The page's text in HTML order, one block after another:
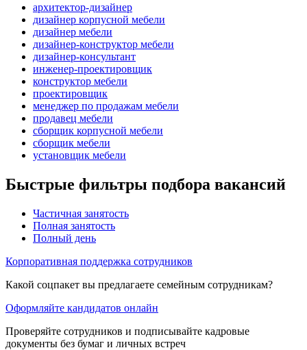
архитектор-дизайнер
дизайнер корпусной мебели
дизайнер мебели
дизайнер-конструктор мебели
дизайнер-консультант
инженер-проектировщик
конструктор мебели
проектировщик
менеджер по продажам мебели
продавец мебели
сборщик корпусной мебели
сборщик мебели
установщик мебели
Быстрые фильтры подбора вакансий
Частичная занятость
Полная занятость
Полный день
Корпоративная поддержка сотрудников
Какой соцпакет вы предлагаете семейным сотрудникам?
Оформляйте кандидатов онлайн
Проверяйте сотрудников и подписывайте кадровые
документы без бумаг и личных встреч